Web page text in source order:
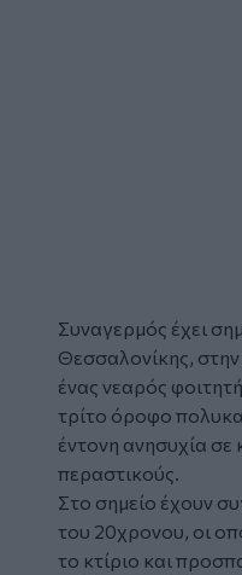
Συναγερμός έχει
Θεσσαλονίκης,
ένας νεαρός
τρίτο όροφο
έντονη ανησυχία σε
περαστικούς.
Στο σημείο έχουν
του 20χρονου, οι
το κτίριο και